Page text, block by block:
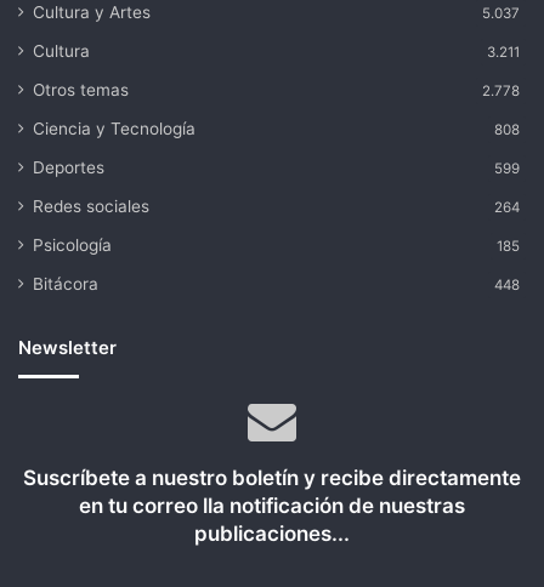
Cultura y Artes 5.037
Cultura 3.211
Otros temas 2.778
Ciencia y Tecnología 808
Deportes 599
Redes sociales 264
Psicología 185
Bitácora 448
Newsletter
Suscríbete a nuestro boletín y recibe directamente
en tu correo lla notificación de nuestras
publicaciones...